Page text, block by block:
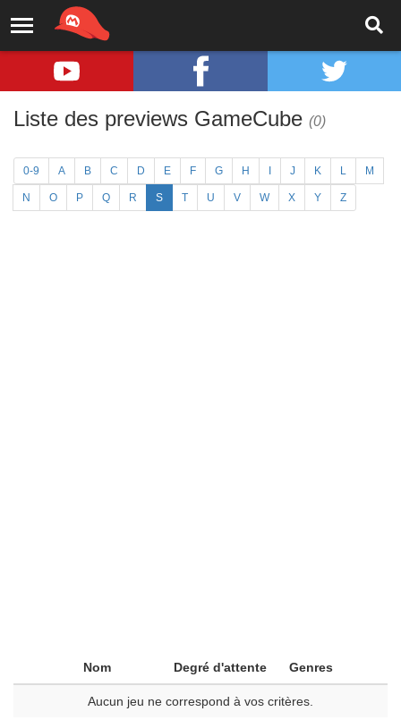
Liste des previews GameCube (0)
0-9 A B C D E F G H J K L M
N O P Q R S T U V W X Y Z
Nom Degré d'attente Genres
Aucun jeu ne correspond à vos critères.